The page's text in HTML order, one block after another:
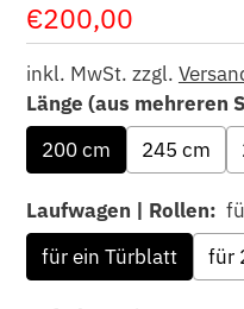
Regulärer
Preis
€200,00
inkl. MwSt. zzgl.
Länge (aus mehreren
200 cm
245 cm
Laufwagen | Rollen:
für ein Türblatt
für